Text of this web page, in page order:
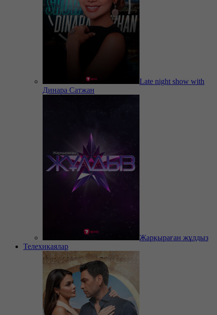
Late night show with
Динара Сатжан
Жарқыраған жұлдыз
Телехикаялар